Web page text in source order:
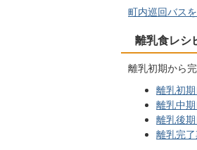
町内巡回バス
離乳食レシ
離乳初期から
離乳初
離乳中
離乳後
離乳完